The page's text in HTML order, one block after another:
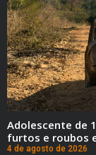
Adolescente de
furtos e roubos
4 de agosto de 2026